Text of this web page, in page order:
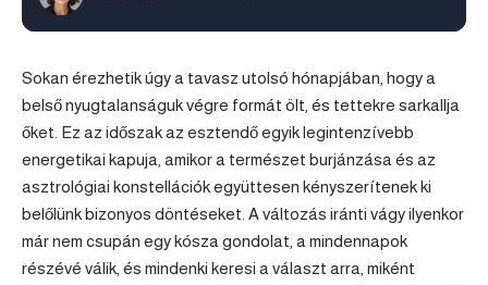
Sokan érezhetik úgy a tavasz utolsó hónapjában, hogy a
belső nyugtalanságuk végre formát ölt, és tettekre sarkallja
őket. Ez az időszak az esztendő egyik legintenzívebb
energetikai kapuja, amikor a természet burjánzása és az
asztrológiai konstellációk együttesen kényszerítenek ki
belőlünk bizonyos döntéseket. A változás iránti vágy ilyenkor
már nem csupán egy kósza gondolat, a mindennapok
részévé válik, és mindenki keresi a választ arra, miként